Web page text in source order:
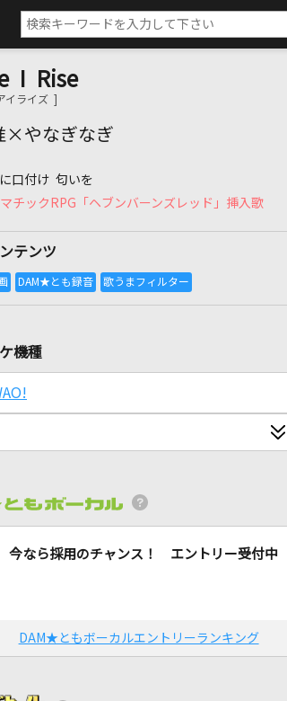
I Rise
イライズ ]
×やなぎなぎ
口付け 匂いを
マチックRPG「ヘブンバーンズレッド」挿入歌
テンツ
機種
今なら採用のチャンス！ エントリー受付中
DAM★ともボーカルエントリーランキング